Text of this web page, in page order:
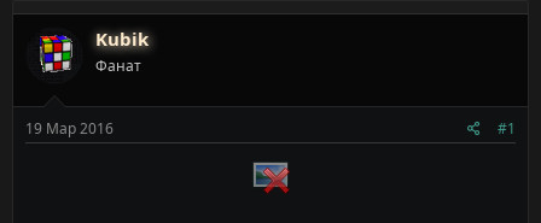
т
е
м
ы
т
а
н
ч
а
л
Kubik
Фанат
19 Мар 2016 #1